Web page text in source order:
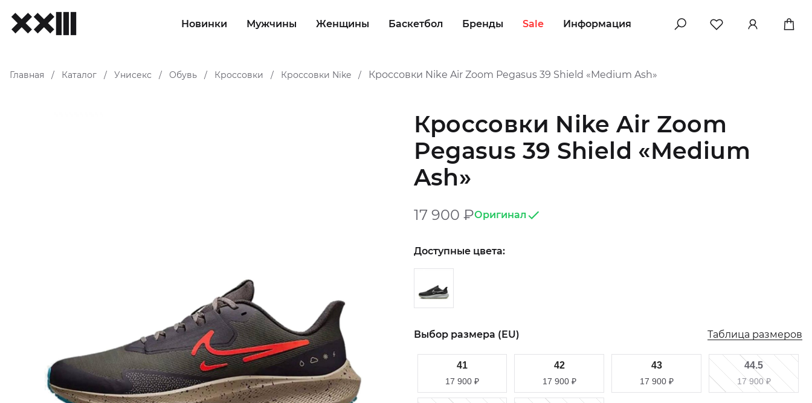
Новинки Мужчины Женщины Баскетбол Бренды Sale Информация
Главная / Каталог / Унисекс / Обувь / Кроссовки / Кроссовки Nike / Кроссовки Nike Air Zoom Pegasus 39 Shield «Medium Ash»
Кроссовки Nike Air Zoom
Pegasus 39 Shield «Medium
Ash»
17 900 ₽Оригинал
Доступные цвета:
Выбор размера (EU) Таблица размеров
41
17 900 ₽
42
17 900 ₽
43
17 900 ₽
44.5
17 900₽